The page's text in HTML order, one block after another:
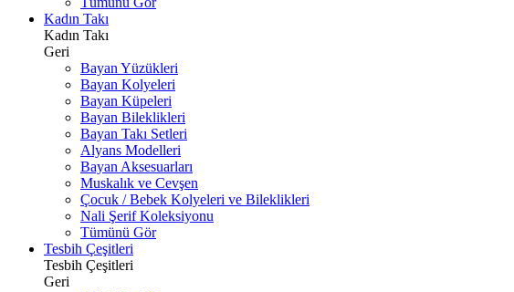
Kadın Takı
Kadın Takı
Geri
Bayan Yüzükleri
Bayan Kolyeleri
Bayan Küpeleri
Bayan Bileklikleri
Bayan Takı Setleri
Alyans Modelleri
Bayan Aksesuarları
Muskalık ve Cevşen
Çocuk / Bebek Kolyeleri ve Bileklikleri
Nali Şerif Koleksiyonu
Tümünü Gör
Tesbih Çeşitleri
Tesbih Çeşitleri
Geri